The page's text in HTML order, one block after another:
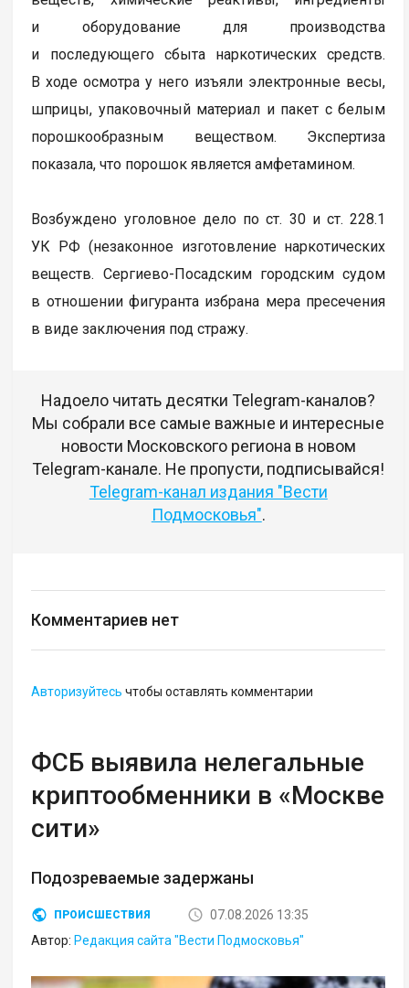
и оборудование для производства
и последующего сбыта наркотических средств.
В ходе осмотра у него изъяли электронные весы,
шприцы, упаковочный материал и пакет с белым
порошкообразным веществом. Экспертиза
показала, что порошок является амфетамином.
Возбуждено уголовное дело по ст. 30 и ст. 228.1
УК РФ (незаконное изготовление наркотических
веществ. Сергиево-Посадским городским судом
в отношении фигуранта избрана мера пресечения
в виде заключения под стражу.
Надоело читать десятки Telegram-каналов?
Мы собрали все самые важные и интересные
новости Московского региона в новом
Telegram-канале. Не пропусти, подписывайся!
Telegram-канал издания "Вести
Подмосковья".
Комментариев нет
Авторизуйтесь чтобы оставлять комментарии
ФСБ выявила нелегальные
криптообменники в «Москве
сити»
Подозреваемые задержаны
ПРОИСШЕСТВИЯ
07.08.2026 13:35
Автор: Редакция сайта "Вести Подмосковья"